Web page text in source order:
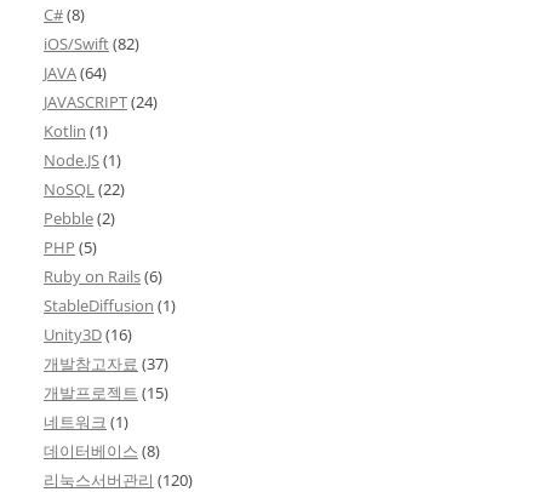
C#(8)
iOS/Swift(82)
JAVA(64)
JAVASCRIPT(24)
Kotlin (1)
Node.JS(1)
NoSQL(22)
Pebble(2)
PHP (5)
Ruby on Rails(6)
StableDiffusion (1)
Unity3D(16)
개발참고자료 (37)
개발프로젝트 (15)
네트워크 (1)
데이터베이스 (8)
리눅스서버관리 (120)